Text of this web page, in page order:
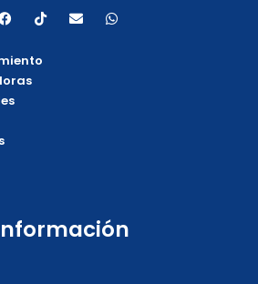
F
a
e
b
o
k
T
i
o
E
n
W
h